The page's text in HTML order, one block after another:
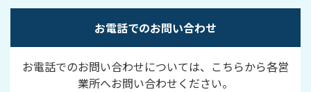
お電話でのお問い合わせ
お電話でのお問い合わせについては、こちらから各営
業所へお問い合わせください。